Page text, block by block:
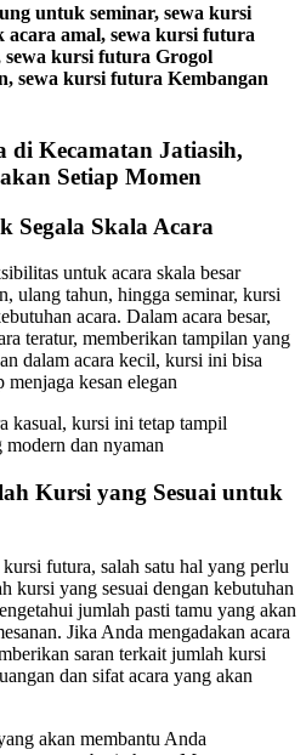
untuk seminar, sewa kursi
amal, sewa kursi futura
sewa kursi futura Grogol
sewa kursi futura Kembangan
di Kecamatan Jatiasih,
Setiap Momen
Segala Skala Acara
untuk acara skala besar
ulang tahun, hingga seminar, kursi
acara. Dalam acara besar,
teratur, memberikan tampilan yang
dalam acara kecil, kursi ini bisa
menjaga kesan elegan
kasual, kursi ini tetap tampil
modern dan nyaman
Kursi yang Sesuai untuk
futura, salah satu hal yang perlu
kursi yang sesuai dengan kebutuhan
jumlah pasti tamu yang akan
Jika Anda mengadakan acara
saran terkait jumlah kursi
dan sifat acara yang akan
akan membantu Anda